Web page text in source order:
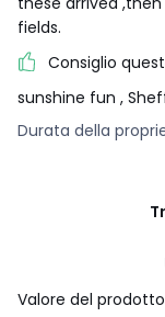
fields.
Consiglio
sunshine fun ,
Durata della
Valore del prodotto